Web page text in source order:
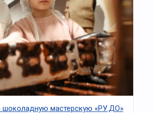
шоколадную мастерскую «РУ.ДО»